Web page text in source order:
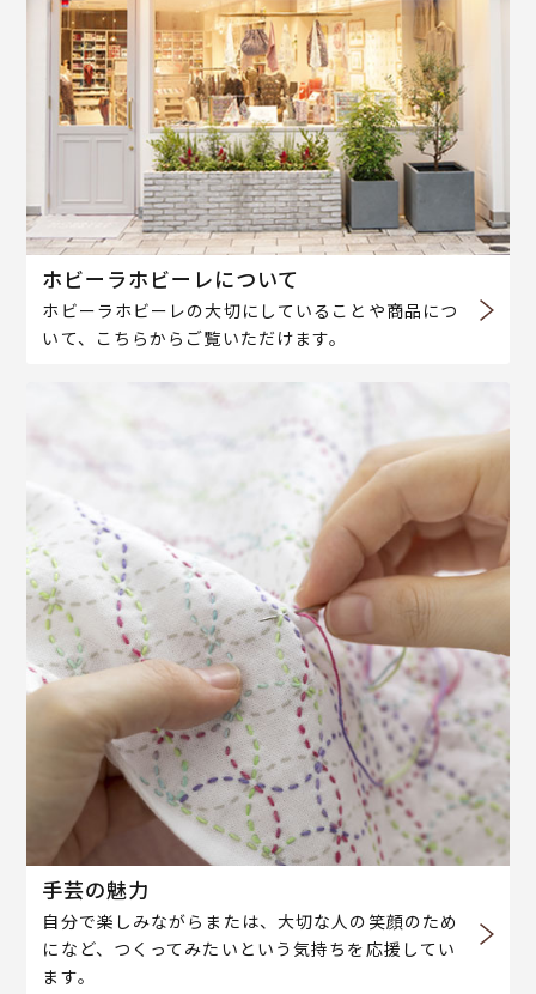
ホビーラホビーレについて
ホビーラホビーレの大切にしていることや商品につ
いて、こちらからご覧いただけます。
手芸の魅力
自分で楽しみながらまたは、大切な人の笑顔のため
になど、つくってみたいという気持ちを応援してい
ます。